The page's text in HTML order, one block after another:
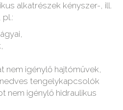
alkatrészek kényszer-, ill.
nem igénylő hajtóművek,
tengelykapcsolók
nem igénylő hidraulikus